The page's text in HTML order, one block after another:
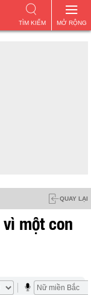
MỞ RỘNG
TÌM KIẾM
QUAY LẠI
một con